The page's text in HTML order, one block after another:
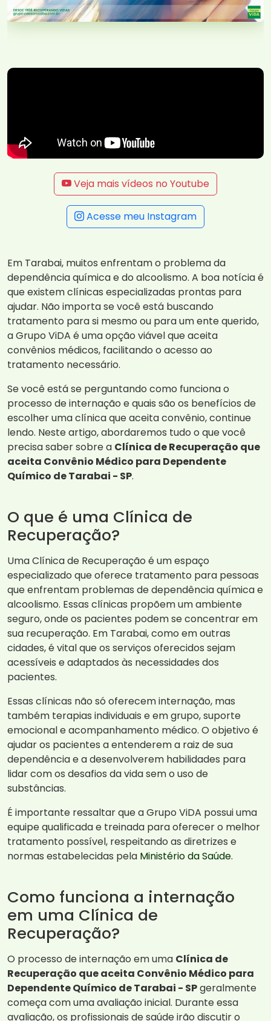
Veja mais vídeos no Youtube
Acesse meu Instagram
Em Tarabai, muitos enfrentam o problema da
dependência química e do alcoolismo. A boa notícia é
que existem clínicas especializadas prontas para
ajudar. Não importa se você está buscando
tratamento para si mesmo ou para um ente querido,
a Grupo ViDA é uma opção viável que aceita
convênios médicos, facilitando o acesso ao
tratamento necessário.
Se você está se perguntando como funciona o
processo de internação e quais são os benefícios de
escolher uma clínica que aceita convênio, continue
lendo. Neste artigo, abordaremos tudo o que você
precisa saber sobre a Clínica de Recuperação que
aceita Convênio Médico para Dependente
Químico de Tarabai - SP.
O que é uma Clínica de
Recuperação?
Uma Clínica de Recuperação é um espaço
especializado que oferece tratamento para pessoas
que enfrentam problemas de dependência química e
alcoolismo. Essas clínicas propõem um ambiente
seguro, onde os pacientes podem se concentrar em
sua recuperação. Em Tarabai, como em outras
cidades, é vital que os serviços oferecidos sejam
acessíveis e adaptados às necessidades dos
pacientes.
Essas clínicas não só oferecem internação, mas
também terapias individuais e em grupo, suporte
emocional e acompanhamento médico. O objetivo é
ajudar os pacientes a entenderem a raiz de sua
dependência e a desenvolverem habilidades para
lidar com os desafios da vida sem o uso de
substâncias.
É importante ressaltar que a Grupo ViDA possui uma
equipe qualificada e treinada para oferecer o melhor
tratamento possível, respeitando as diretrizes e
normas estabelecidas pela Ministério da Saúde.
Como funciona a internação
em uma Clínica de
Recuperação?
O processo de internação em uma Clínica de
Recuperação que aceita Convênio Médico para
Dependente Químico de Tarabai - SPgeralmente
começa com uma avaliação inicial. Durante essa
avaliação, os profissionais de saúde irão discutir o